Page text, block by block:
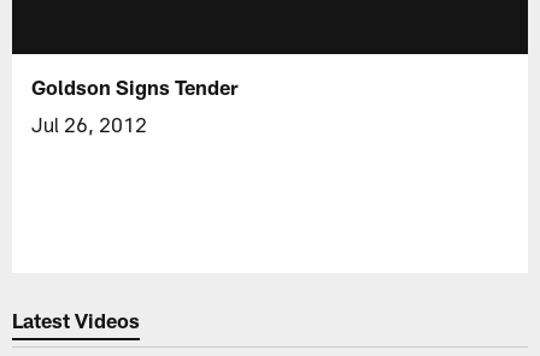
Goldson Signs Tender
Jul 26, 2012
Latest Videos